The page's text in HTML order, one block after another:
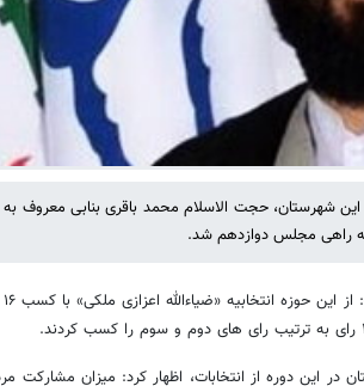
این شهرستان، حجت الاسلام محمد باقری بنابی معروف
مردم این شهرستان در این دوره از انتخابات، اظهار کرد: میزان مشارکت